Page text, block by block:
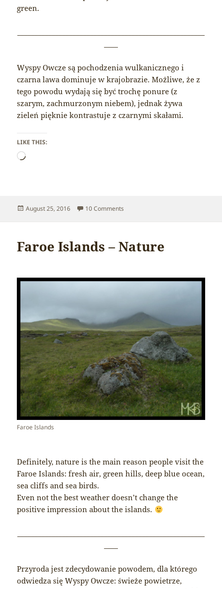
green.
Wyspy Owcze są pochodzenia wulkanicznego i
czarna lawa dominuje w krajobrazie. Możliwe, że z
tego powodu wydają się być trochę ponure (z
szarym, zachmurzonym niebem), jednak żywa
zieleń pięknie kontrastuje z czarnymi skałami.
LIKE THIS:
Loading…
Posted
August 25, 2016 10 Comments
Faroe Islands – Nature
Faroe Islands
Definitely, nature is the main reason people visit the
Faroe Islands: fresh air, green hills, deep blue ocean,
sea cliffs and sea birds.
Even not the best weather doesn’t change the
positive impression about the islands.
Przyroda jest zdecydowanie powodem, dla którego
odwiedza się Wyspy Owcze: świeże powietrze,